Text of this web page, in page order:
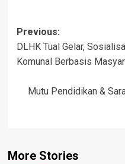
Post
navigation
Previous:
DLHK Tual Gelar,
Komunal Berbasis
Mutu Pendidikan &
More Stories